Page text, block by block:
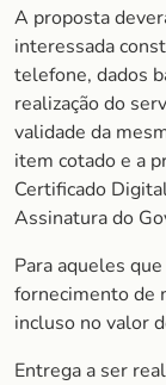
A proposta
interessada
telefone, dados
realização do
validade da
item cotado e a
Certificado
Assinatura do
Para aqueles
fornecimento de
incluso no valor
Entrega a ser